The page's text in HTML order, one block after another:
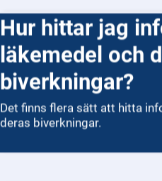
Hur hittar jag information om
läkemedel och
biverkningar?
Det finns flera sätt att hitta
deras biverkningar.